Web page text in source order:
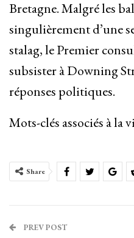
Bretagne. Malgré les
singulièrement d’une
stalag, le Premier
subsister à Downing
réponses politiques.
Mots-clés associés à la
Share
PREV POST